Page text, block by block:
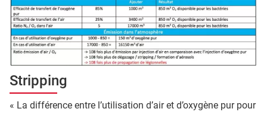
Stripping
« La différence entre l’utilisation d’air et d’oxygène pur pour